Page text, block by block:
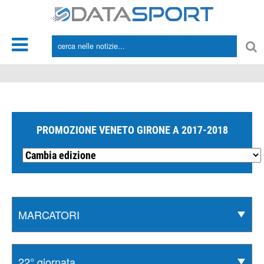
PROMOZIONE VENETO GIRONE A 2017-2018